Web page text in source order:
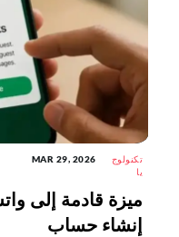
تكنولوج
يا
MAR 29, 2026
ميزة قادمة إلى
إنشاء حساب